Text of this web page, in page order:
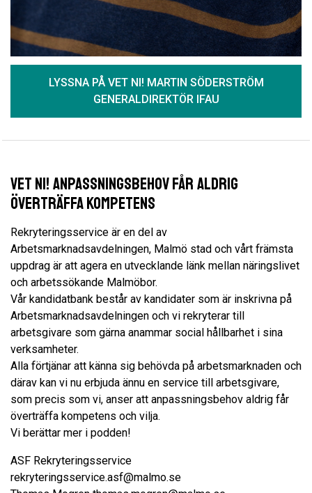
LYSSNA PÅ VET NI! MARTIN SÖDERSTRÖM
GENERALDIREKTÖR IFAU
Vet Ni! Anpassningsbehov får aldrig
överträffa kompetens
Rekryteringsservice är en del av
Arbetsmarknadsavdelningen, Malmö stad och vårt främsta
uppdrag är att agera en utvecklande länk mellan näringslivet
och arbetssökande Malmöbor.
Vår kandidatbank består av kandidater som är inskrivna på
Arbetsmarknadsavdelningen och vi rekryterar till
arbetsgivare som gärna anammar social hållbarhet i sina
verksamheter.
Alla förtjänar att känna sig behövda på arbetsmarknaden och
därav kan vi nu erbjuda ännu en service till arbetsgivare,
som precis som vi, anser att anpassningsbehov aldrig får
överträffa kompetens och vilja.
Vi berättar mer i podden!
ASF Rekryteringsservice
rekryteringsservice.asf@malmo.se